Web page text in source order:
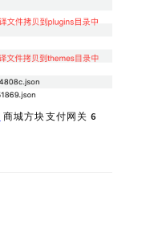
商城方块支付网关 6